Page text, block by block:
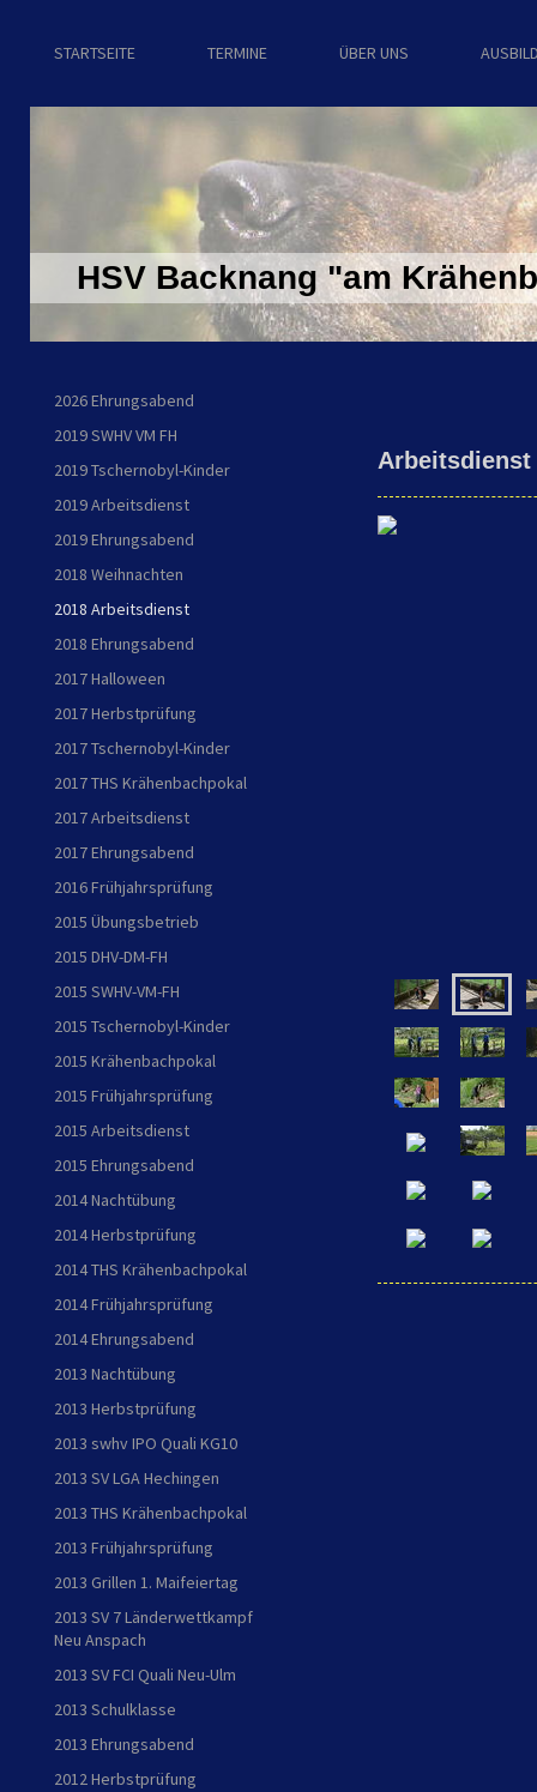
STARTSEITE TERMINE ÜBER UNS
HSV Backnang "am
2026 Ehrungsabend
2019 SWHV VM FH
2019 Tschernobyl-Kinder
2019 Arbeitsdienst
2019 Ehrungsabend
2018 Weihnachten
2018 Arbeitsdienst
2018 Ehrungsabend
2017 Halloween
2017 Herbstprüfung
2017 Tschernobyl-Kinder
2017 THS Krähenbachpokal
2017 Arbeitsdienst
2017 Ehrungsabend
2016 Frühjahrsprüfung
2015 Übungsbetrieb
2015 DHV-DM-FH
2015 SWHV-VM-FH
2015 Tschernobyl-Kinder
2015 Krähenbachpokal
2015 Frühjahrsprüfung
2015 Arbeitsdienst
2015 Ehrungsabend
2014 Nachtübung
2014 Herbstprüfung
2014 THS Krähenbachpokal
2014 Frühjahrsprüfung
2014 Ehrungsabend
2013 Nachtübung
2013 Herbstprüfung
2013 swhv IPO Quali KG10
2013 SV LGA Hechingen
2013 THS Krähenbachpokal
2013 Frühjahrsprüfung
2013 Grillen 1. Maifeiertag
2013 SV 7 Länderwettkampf
Neu Anspach
2013 SV FCI Quali Neu-Ulm
2013 Schulklasse
2013 Ehrungsabend
2012 Herbstprüfung
Arbeitsdienst